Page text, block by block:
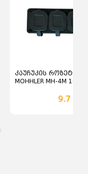
კაუჩუკის როზეტი
MOHHLER MH-4M 16
9.7 ₾